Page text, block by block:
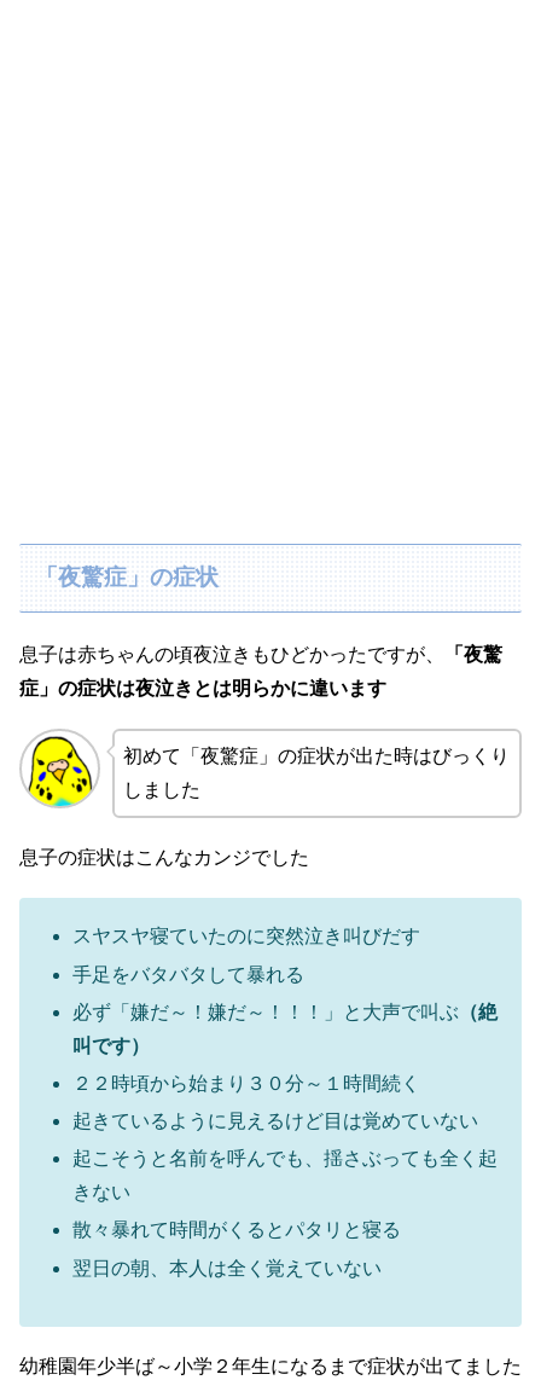
「夜驚症」の症状
息子は赤ちゃんの頃夜泣きもひどかったですが、
「夜驚
症」の症状は夜泣きとは明らかに違います
初めて「夜驚症」の症状が出た時はびっくり
しました
息子の症状はこんなカンジでした
スヤスヤ寝ていたのに突然泣き叫びだす
手足をバタバタして暴れる
必ず「嫌だ～！嫌だ～！！！」と大声で叫ぶ （絶
叫です）
２２時頃から始まり３０分～１時間続く
起きているように見えるけど目は覚めていない
起こそうと名前を呼んでも、揺さぶっても全く起
きない
散々暴れて時間がくるとパタリと寝る
翌日の朝、本人は全く覚えていない
幼稚園年少半ば～小学２年生になるまで症状が出てました